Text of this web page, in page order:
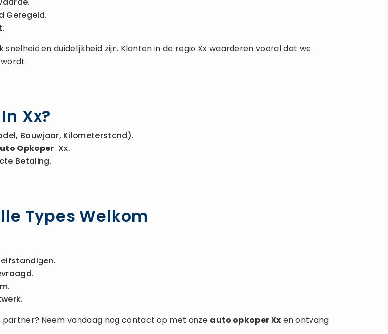
Geregeld.
en duidelijkheid zijn. Klanten in de regio Xx waarderen vooral dat we
Xx?
Bouwjaar, Kilometerstand).
Opkoper Xx.
Betaling.
Types Welkom
Neem vandaag nog contact op met onze auto opkoperXx en ontvang